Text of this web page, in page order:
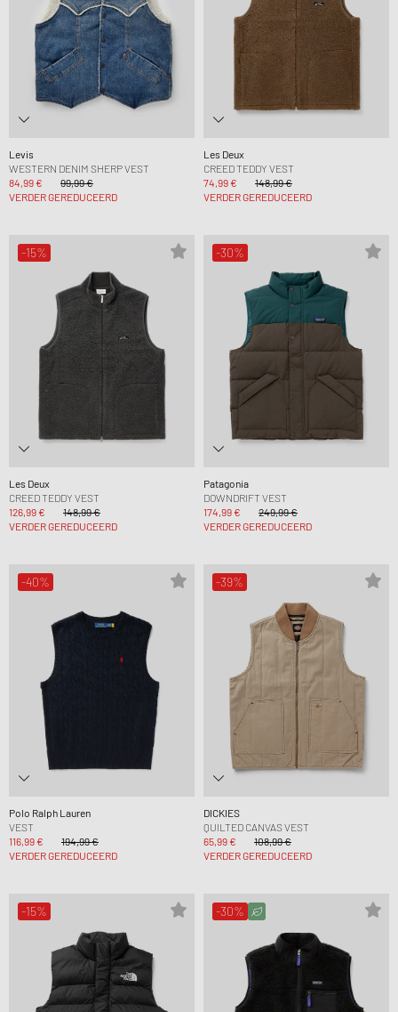
Levis
WESTERN DENIM SHERP VEST
84,99 €
99,99 €
VERDER GEREDUCEERD
Les Deux
CREED TEDDY VEST
74,99 €
148,99 €
VERDER GEREDUCEERD
-15%
Les Deux
CREED TEDDY VEST
126,99 €
148,99 €
VERDER GEREDUCEERD
-30%
Patagonia
DOWNDRIFT VEST
174,99 €
249,99 €
VERDER GEREDUCEERD
-40%
Polo Ralph Lauren
VEST
116,99 €
194,99 €
VERDER GEREDUCEERD
-39%
DICKIES
QUILTED CANVAS VEST
65,99 €
108,99 €
VERDER GEREDUCEERD
-15% -30%